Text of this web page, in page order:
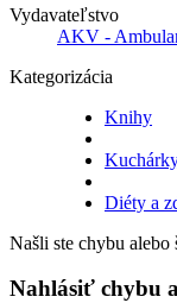
Vydavateľstvo
AKV -
Kategorizácia
Knihy
Diéty a
Našli ste chybu alebo
Nahlásiť chybu